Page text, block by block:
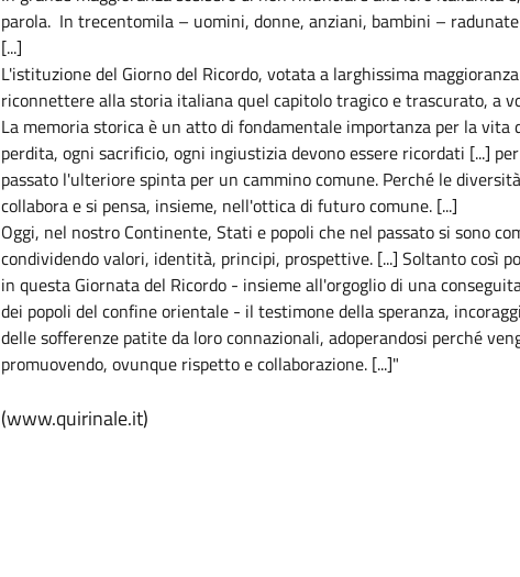
parola. In trecentomila – uomini, donne, anziani, bambini –
[...]
L'istituzione del Giorno del Ricordo, votata a larghissima
riconnettere alla storia italiana quel capitolo tragico e trascurato, a
La memoria storica è un atto di fondamentale importanza per la vita
perdita, ogni sacrificio, ogni ingiustizia devono essere ricordati [...]
passato l'ulteriore spinta per un cammino comune. Perché le
collabora e si pensa, insieme, nell'ottica di futuro comune. [...]
Oggi, nel nostro Continente, Stati e popoli che nel passato si sono
condividendo valori, identità, principi, prospettive. [...] Soltanto così
in questa Giornata del Ricordo - insieme all'orgoglio di una
dei popoli del confine orientale - il testimone della speranza,
delle sofferenze patite da loro connazionali, adoperandosi perché
promuovendo, ovunque rispetto e collaborazione. [...]"
(www.quirinale.it)